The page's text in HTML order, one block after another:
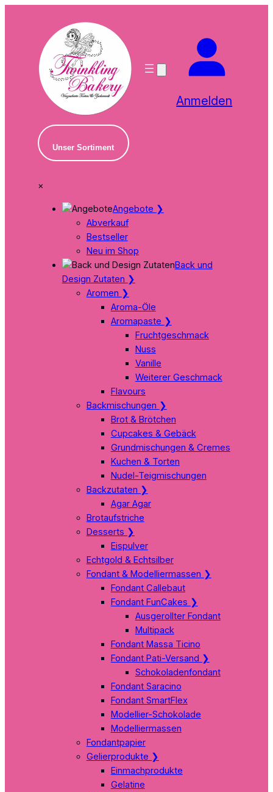
Anmelden
Unser Sortiment
×
Angebote ❯
Abverkauf
Bestseller
Neu im Shop
Back und
Design Zutaten ❯
Aromen ❯
Aroma-Öle
Aromapaste ❯
Fruchtgeschmack
Nuss
Vanille
Weiterer Geschmack
Flavours
Backmischungen ❯
Brot & Brötchen
Cupcakes & Gebäck
Grundmischungen & Cremes
Kuchen & Torten
Nudel-Teigmischungen
Backzutaten ❯
Agar Agar
Brotaufstriche
Desserts ❯
Eispulver
Echtgold & Echtsilber
Fondant & Modelliermassen ❯
Fondant Callebaut
Fondant FunCakes ❯
Ausgerollter Fondant
Multipack
Fondant Massa Ticino
Fondant Pati-Versand ❯
Schokoladenfondant
Fondant Saracino
Fondant SmartFlex
Modellier-Schokolade
Modelliermassen
Fondantpapier
Gelierprodukte ❯
Einmachprodukte
Gelatine